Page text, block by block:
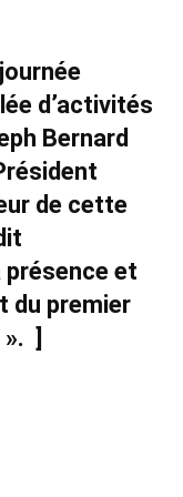
d’activités
Bernard
de cette
et
du premier
]